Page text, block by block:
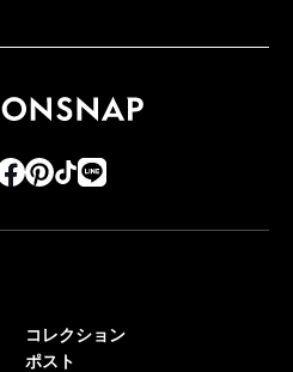
コレクション
ポスト